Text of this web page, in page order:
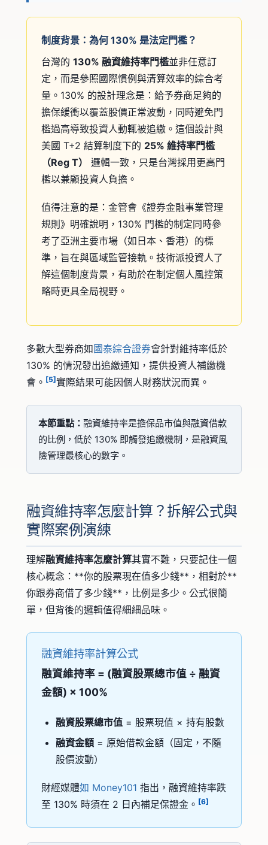
制度背景：為何 130% 是法定門檻？
台灣的 130% 融資維持率門檻並非任意訂
定，而是參照國際慣例與清算效率的綜合考
量。130% 的設計理念是：給予券商足夠的
擔保緩衝以覆蓋股價正常波動，同時避免門
檻過高導致投資人動輒被追繳。這個設計與
美國 T+2 結算制度下的 25% 維持率門檻
（Reg T）
邏輯一致，只是台灣採用更高門
檻以兼顧投資人負擔。
值得注意的是：金管會《證券金融事業管理
規則》明確說明，130% 門檻的制定同時參
考了亞洲主要市場（如日本、香港）的標
準，旨在與區域監管接軌。技術派投資人了
解這個制度背景，有助於在制定個人風控策
略時更具全局視野。
多數大型券商如國泰綜合證券會針對維持率低於
130% 的情況發出追繳通知，提供投資人補繳機
會。 [5]實際結果可能因個人財務狀況而異。
本節重點：融資維持率是擔保品市值與融資借款
的比例，低於 130% 即觸發追繳機制，是融資風
險管理最核心的數字。
融資維持率怎麼計算？拆解公式與
實際案例演練
理解融資維持率怎麼計算其實不難，只要記住一個
核心概念：**你的股票現在值多少錢**，相對於**
你跟券商借了多少錢**，比例是多少。公式很簡
單，但背後的邏輯值得細細品味。
融資維持率計算公式
融資維持率 = (融資股票總市值 ÷ 融資
金額) × 100%
融資股票總市值 = 股票現值 × 持有股數
融資金額 = 原始借款金額（固定，不隨
股價波動）
財經媒體如 Money101 指出，融資維持率跌
至 130% 時須在 2 日內補足保證金。 [6]